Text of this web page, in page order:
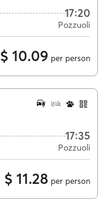
17:20
Pozzuoli
$ 10.09 per person
17:35
Pozzuoli
$ 11.28 per person